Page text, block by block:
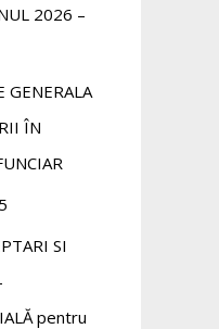
2026 –
GENERALA
ÎN
SI
pentru